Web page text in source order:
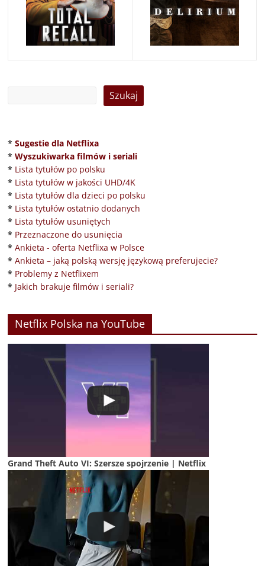
* Sugestie dla Netflixa
* Wyszukiwarka filmów i seriali
* Lista tytułów po polsku
* Lista tytułów w jakości UHD/4K
* Lista tytułów dla dzieci po polsku
* Lista tytułów ostatnio dodanych
* Lista tytułów usuniętych
* Przeznaczone do usunięcia
* Ankieta - oferta Netflixa w Polsce
* Ankieta – jaką polską wersję językową preferujecie?
* Problemy z Netflixem
* Jakich brakuje filmów i seriali?
Netflix Polska na YouTube
Grand Theft Auto VI: Szersze spojrzenie | Netflix